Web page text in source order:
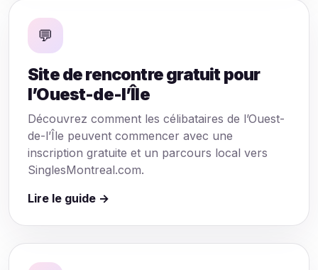
💬
Site de rencontre gratuit pour
l’Ouest-de-l’Île
Découvrez comment les célibataires de l’Ouest-
de-l’Île peuvent commencer avec une
inscription gratuite et un parcours local vers
SinglesMontreal.com.
Lire le guide →